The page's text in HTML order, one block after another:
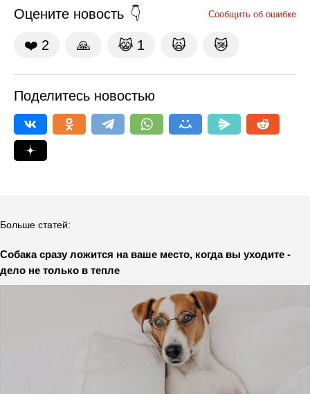
Оцените новость Сообщить об ошибке
❤️ 2 🙏 😹 1 🙀 😿
Поделитесь новостью
Больше статей:
Собака сразу ложится на ваше место, когда вы уходите -
дело не только в тепле